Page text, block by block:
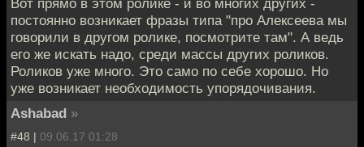
Вот прямо в этом ролике - и во многих других -
постоянно возникает фразы типа "про Алексеева мы
говорили в другом ролике, посмотрите там". А ведь
его же искать надо, среди массы других роликов.
Роликов уже много. Это само по себе хорошо. Но
уже возникает необходимость упорядочивания.
Ashabad »
#48 | 09.06.17 01:28